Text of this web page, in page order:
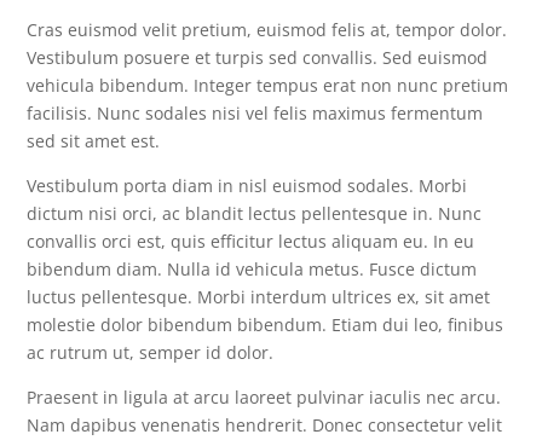
Cras euismod velit pretium, euismod felis at, tempor dolor.
Vestibulum posuere et turpis sed convallis. Sed euismod
vehicula bibendum. Integer tempus erat non nunc pretium
facilisis. Nunc sodales nisi vel felis maximus fermentum
sed sit amet est.
Vestibulum porta diam in nisl euismod sodales. Morbi
dictum nisi orci, ac blandit lectus pellentesque in. Nunc
convallis orci est, quis efficitur lectus aliquam eu. In eu
bibendum diam. Nulla id vehicula metus. Fusce dictum
luctus pellentesque. Morbi interdum ultrices ex, sit amet
molestie dolor bibendum bibendum. Etiam dui leo, finibus
ac rutrum ut, semper id dolor.
Praesent in ligula at arcu laoreet pulvinar iaculis nec arcu.
Nam dapibus venenatis hendrerit. Donec consectetur velit